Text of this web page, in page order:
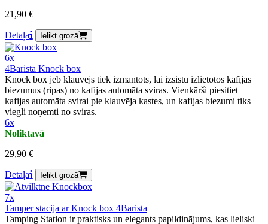
21,90 €
Detaļa Ielikt grozā
6x
4Barista Knock box
Knock box jeb klauvējs tiek izmantots, lai izsistu izlietotos kafijas
biezumus (ripas) no kafijas automāta sviras. Vienkārši piesitiet
kafijas automāta svirai pie klauvēja kastes, un kafijas biezumi tiks
viegli noņemti no sviras.
6x
Noliktavā
29,90 €
Detaļa Ielikt grozā
7x
Tamper stacija ar Knock box 4Barista
Tamping Station ir praktisks un elegants papildinājums, kas lieliski